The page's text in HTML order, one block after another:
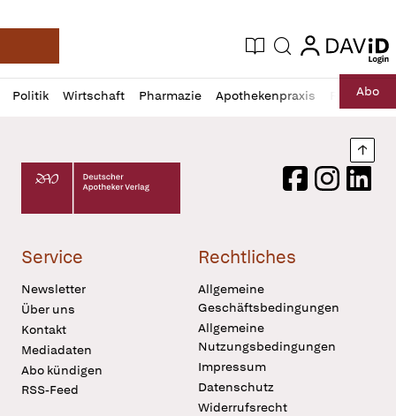
Deutsche Apotheker Zeitung
Aktuelle Ausgabe
Suche login
login
Politik Wirtschaft Pharmazie Apothekenpraxis RechtAbo
Profil
öffnen
Daz
Pur
Deutscher Apotheker Verlag Logo
FacebookInstagram
Service
Newsletter
Über uns
Kontakt
Mediadaten
Abo kündigen
RSS-Feed
Rechtliches
Allgemeine
Geschäftsbedingungen
Allgemeine
Nutzungsbedingungen
Impressum
Datenschutz
Widerrufsrecht